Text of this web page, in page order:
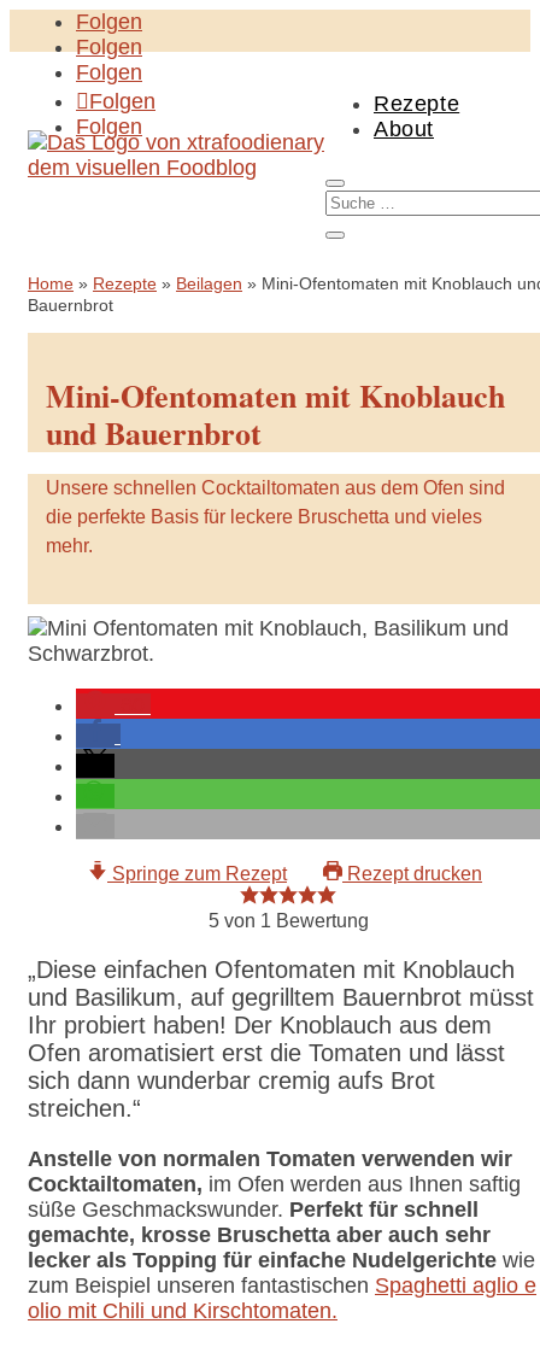
Folgen
Folgen
Folgen
Folgen
Folgen
Rezepte
About
Home » Rezepte » Beilagen » Mini-Ofentomaten mit Knoblauch
Bauernbrot
Mini-Ofentomaten mit Knoblauch
und Bauernbrot
Unsere schnellen Cocktailtomaten aus dem Ofen sind
die perfekte Basis für leckere Bruschetta und vieles
mehr.
Springe zum Rezept Rezept drucken
5von 1 Bewertung
„Diese einfachen Ofentomaten mit Knoblauch
und Basilikum, auf gegrilltem Bauernbrot müsst
Ihr probiert haben! Der Knoblauch aus dem
Ofen aromatisiert erst die Tomaten und lässt
sich dann wunderbar cremig aufs Brot
streichen.“
Anstelle von normalen Tomaten verwenden wir
Cocktailtomaten, im Ofen werden aus Ihnen saftig
süße Geschmackswunder. Perfekt für schnell
gemachte, krosse Bruschetta aber auch sehr
lecker als Topping für einfache Nudelgerichte wie
zum Beispiel unseren fantastischen Spaghetti aglio e
olio mit Chili und Kirschtomaten.